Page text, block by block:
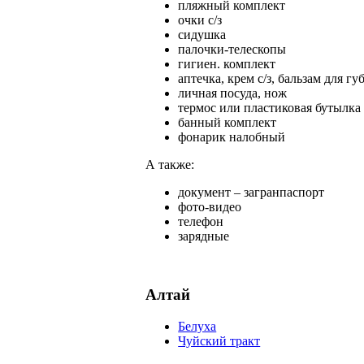
пляжный комплект
очки с/з
сидушка
палочки-телескопы
гигиен. комплект
аптечка, крем с/з, бальзам для губ
личная посуда, нож
термос или пластиковая
банный комплект
фонарик налобный
А также:
документ – загранпаспорт
фото-видео
телефон
зарядные
Алтай
Белуха
Чуйский тракт